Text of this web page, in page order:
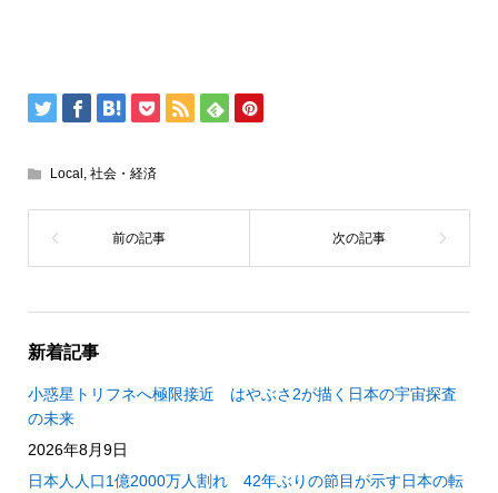
Local , 社会・経済
新着記事
小惑星トリフネへ極限接近 はやぶさ2が描く日本の宇宙探査
の未来
2026年8月9日
日本人人口1億2000万人割れ 42年ぶりの節目が示す日本の転